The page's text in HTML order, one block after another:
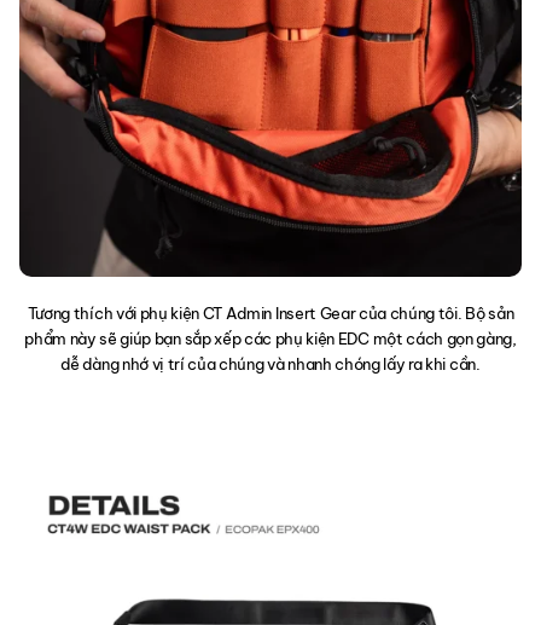
Tương thích với phụ kiện CT Admin Insert Gear của chúng tôi. Bộ sản
phẩm này sẽ giúp bạn sắp xếp các phụ kiện EDC một cách gọn gàng,
dễ dàng nhớ vị trí của chúng và nhanh chóng lấy ra khi cần.